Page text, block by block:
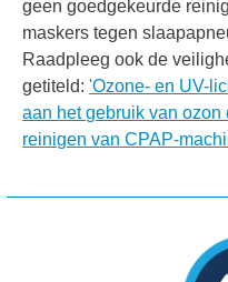
geen goedgekeurde
maskers tegen
Raadpleeg ook de
getiteld:'Ozone- en UV-
aan het gebruik van
reinigen van CPAP-